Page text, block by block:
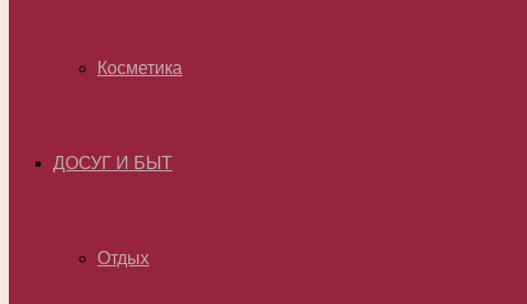
Косметика
ДОСУГ И БЫТ
Отдых